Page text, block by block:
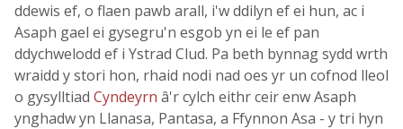
ddewis ef, o flaen pawb arall, i'w ddilyn ef ei hun, ac i
Asaph gael ei gysegru'n esgob yn ei le ef pan
ddychwelodd ef i Ystrad Clud. Pa beth bynnag sydd wrth
wraidd y stori hon, rhaid nodi nad oes yr un cofnod lleol
o gysylltiad Cyndeyrn â'r cylch eithr ceir enw Asaph
ynghadw yn Llanasa, Pantasa, a Ffynnon Asa - y tri hyn